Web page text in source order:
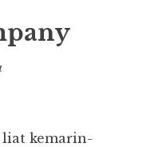
kemarin-